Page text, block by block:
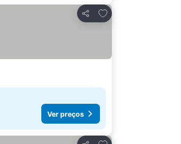
Partilhar
Adicionar aos favoritos
Ver preços